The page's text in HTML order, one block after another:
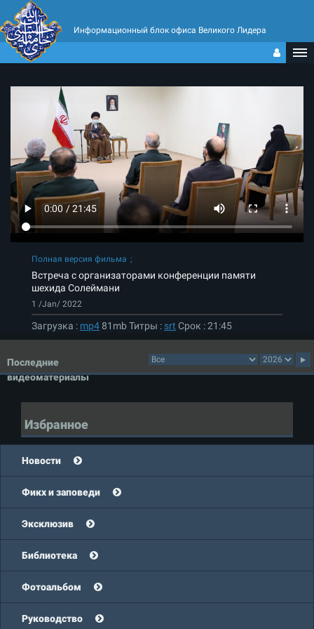
Информационный блок офиса Великого Лидера
Полная версия фильма
Встреча с организаторами конференции памяти
шехида Солеймани
1 /Jan/ 2022
Загрузка : mp481mbТитры : srt Срок :21:45
Последние
видеоматериалы
Избранное
Новости
Фикх и заповеди
Эксклюзив
Библиотека
Фотоальбом
Руководство